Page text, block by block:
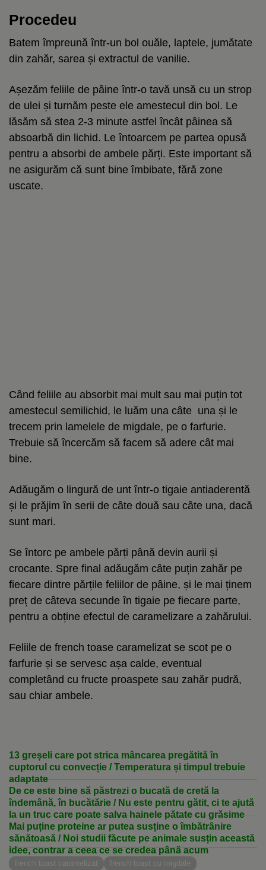
Procedeu
Batem împreună într-un bol ouăle, laptele, jumătate
din zahăr, sarea și extractul de vanilie.
Așezăm feliile de pâine într-o tavă unsă cu un strop
de ulei și turnăm peste ele amestecul din bol. Le
lăsăm să stea 2-3 minute astfel încât pâinea să
absoarbă din lichid. Le întoarcem pe partea opusă
pentru a absorbi de ambele părți. Este important să
ne asigurăm că sunt bine îmbibate, fără zone
uscate.
Când feliile au absorbit mai mult sau mai puțin tot
amestecul semilichid, le luăm una câte una și le
trecem prin lamelele de migdale, pe o farfurie.
Trebuie să încercăm să facem să adere cât mai
bine.
Adăugăm o lingură de unt într-o tigaie antiaderentă
și le prăjim în serii de câte două sau câte una, dacă
sunt mari.
Se întorc pe ambele părți până devin aurii și
crocante. Spre final adăugăm câte puțin zahăr pe
fiecare dintre părțile feliilor de pâine, și le mai ținem
preț de câteva secunde în tigaie pe fiecare parte,
pentru a obține efectul de caramelizare a zahărului.
Feliile de french toase caramelizat se scot pe o
farfurie și se servesc așa calde, eventual
completând cu fructe proaspete sau zahăr pudră,
sau chiar ambele.
13 greșeli care pot strica mâncarea pregătită în
cuptorul cu convecție / Temperatura și timpul trebuie
adaptate
De ce este bine să păstrezi o bucată de cretă la
îndemână, în bucătărie / Nu este pentru gătit, ci te ajută
la un truc care poate salva hainele pătate cu grăsime
Mai puține proteine ar putea susține o îmbătrânire
sănătoasă / Noi studii făcute pe animale susțin această
idee, contrar a ceea ce se credea până acum
french toast caramelizat
french toast cu migdale